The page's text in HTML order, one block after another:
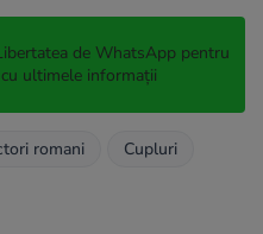
de WhatsApp pentru
ultimele informații
romani
Cupluri